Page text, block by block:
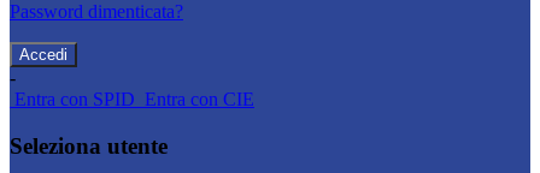
Password dimenticata?
-
Entra con SPID Entra con CIE
Seleziona utente